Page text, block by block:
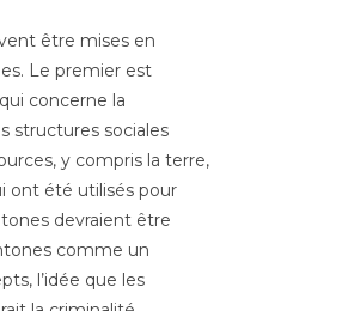
être mises en
Le premier est
concerne la
structures sociales
y compris la terre,
ont été utilisés pour
devraient être
comme un
l’idée que les